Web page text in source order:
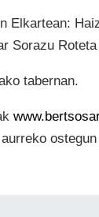
Elkartean:
Sorazu
tabernan.